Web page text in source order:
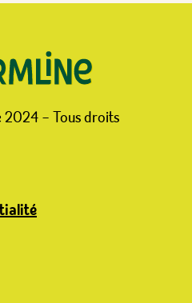
– Tous droits